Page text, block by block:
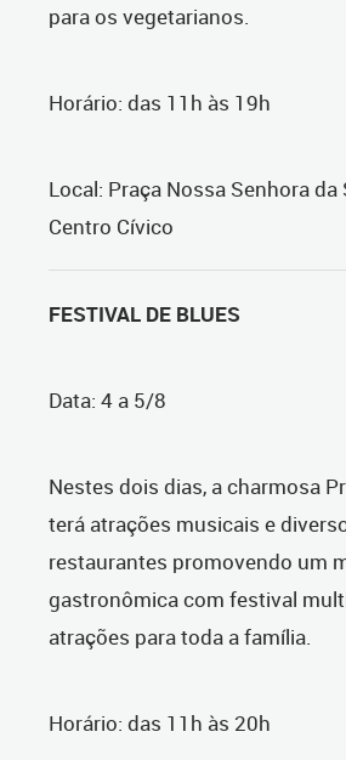
para os vegetarianos.
Horário: das 11h às 19h
Local: Praça Nossa Senhora da
Centro Cívico
FESTIVAL DE BLUES
Data: 4 a 5/8
Nestes dois dias, a charmosa
terá atrações musicais e
restaurantes promovendo um
gastronômica com festival
atrações para toda a família.
Horário: das 11h às 20h